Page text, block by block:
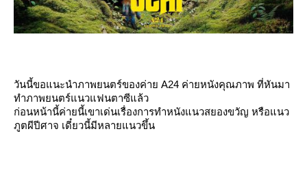
วันนี้ขอแนะนำภาพยนตร์ของค่าย A24 ค่ายหนังคุณภาพ ที่หันมา
ทำภาพยนตร์แนวแฟนตาซีแล้ว
ก่อนหน้านี้ค่ายนี้เขาเด่นเรื่องการทำหนังแนวสยองขวัญ หรือแนว
ภูตผีปีศาจ เดี๋ยวนี้มีหลายแนวขึ้น